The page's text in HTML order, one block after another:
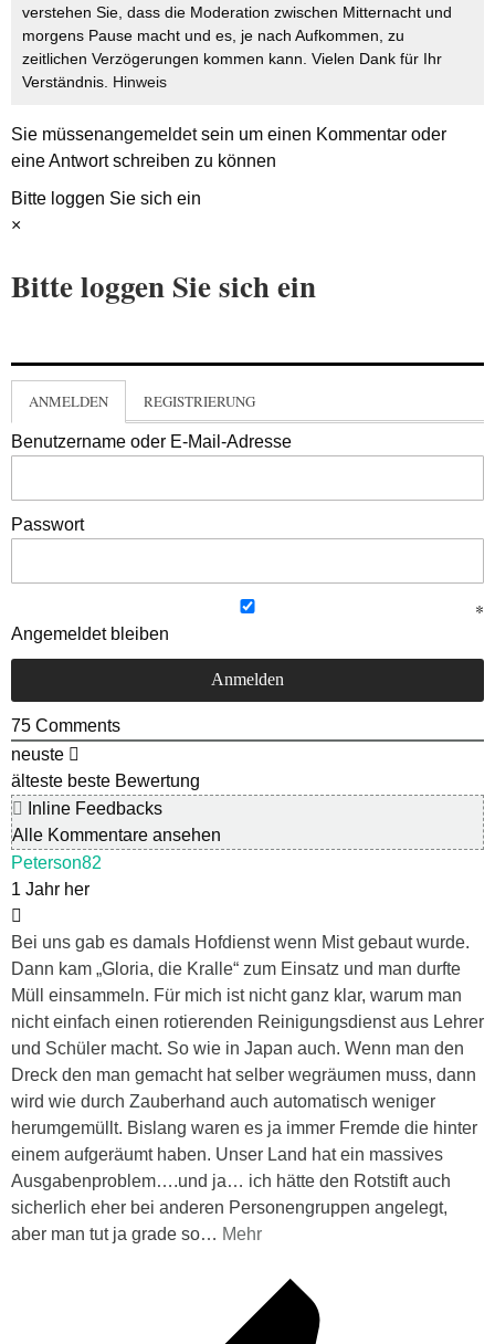
verstehen Sie, dass die Moderation zwischen Mitternacht und
morgens Pause macht und es, je nach Aufkommen, zu
zeitlichen Verzögerungen kommen kann. Vielen Dank für Ihr
Verständnis. Hinweis
Sie müssenangemeldetsein um einen Kommentar oder
eine Antwort schreiben zu können
Bitte loggen Sie sich ein
×
Bitte loggen Sie sich ein
ANMELDEN REGISTRIERUNG
Benutzername oder E-Mail-Adresse
Passwort
Angemeldet bleiben
75 Comments
neuste
älteste beste Bewertung
Inline Feedbacks
Alle Kommentare ansehen
Peterson82
1 Jahr her
Bei uns gab es damals Hofdienst wenn Mist gebaut wurde.
Dann kam „Gloria, die Kralle“ zum Einsatz und man durfte
Müll einsammeln. Für mich ist nicht ganz klar, warum man
nicht einfach einen rotierenden Reinigungsdienst aus Lehrer
und Schüler macht. So wie in Japan auch. Wenn man den
Dreck den man gemacht hat selber wegräumen muss, dann
wird wie durch Zauberhand auch automatisch weniger
herumgemüllt. Bislang waren es ja immer Fremde die hinter
einem aufgeräumt haben. Unser Land hat ein massives
Ausgabenproblem….und ja… ich hätte den Rotstift auch
sicherlich eher bei anderen Personengruppen angelegt,
aber man tut ja grade so… Mehr